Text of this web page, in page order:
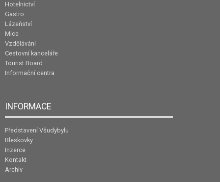
Hotelnictví
Gastro
Lázeňství
Mice
Vzdělávání
Cestovní kanceláře
Tourist Board
Informační centra
INFORMACE
Představení Všudybylu
Bleskovky
Inzerce
Kontakt
Archiv